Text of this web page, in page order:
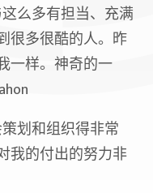
么多有担当、充满
很多很酷的人。昨
一样。神奇的一
划和组织得非常
我的付出的努力非